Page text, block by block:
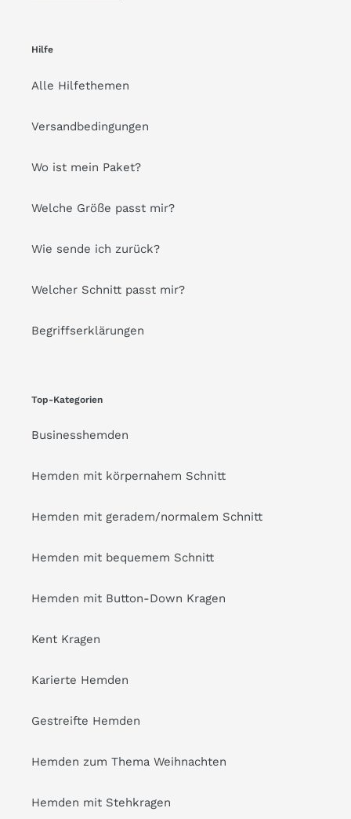
Hilfe
Alle Hilfethemen
Versandbedingungen
Wo ist mein Paket?
Welche Größe passt mir?
Wie sende ich zurück?
Welcher Schnitt passt mir?
Begriffserklärungen
Top-Kategorien
Businesshemden
Hemden mit körpernahem Schnitt
Hemden mit geradem/normalem Schnitt
Hemden mit bequemem Schnitt
Hemden mit Button-Down Kragen
Kent Kragen
Karierte Hemden
Gestreifte Hemden
Hemden zum Thema Weihnachten
Hemden mit Stehkragen